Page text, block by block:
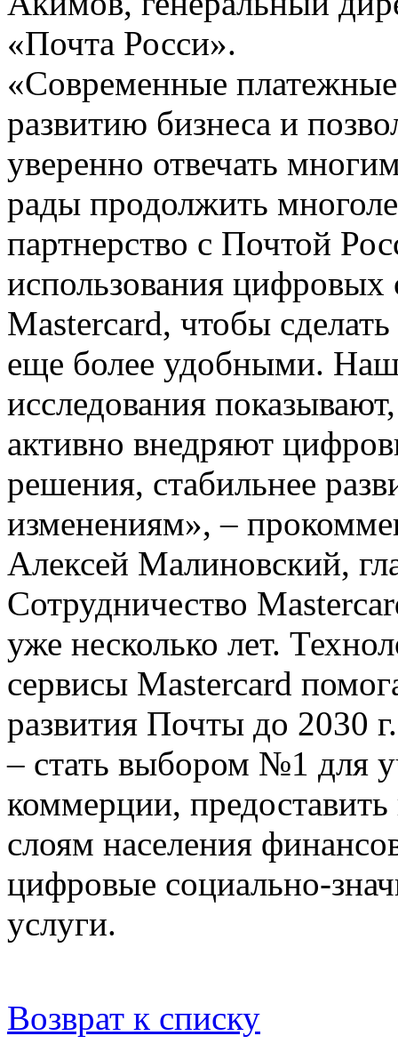
«Почта Росси».
«Современные платежные
развитию бизнеса и
уверенно отвечать
рады продолжить
партнерство с Почтой
использования цифровых
Mastercard, чтобы
еще более удобными.
исследования
активно внедряют
решения, стабильнее
изменениям», –
Алексей Малиновский,
Сотрудничество
уже несколько лет.
сервисы Mastercard
развития Почты до 2030
– стать выбором №1 для
коммерции, предоставить
слоям населения
цифровые социально-
услуги.
Возврат к списку